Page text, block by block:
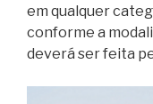
em qualquer
conforme a
deverá ser feita